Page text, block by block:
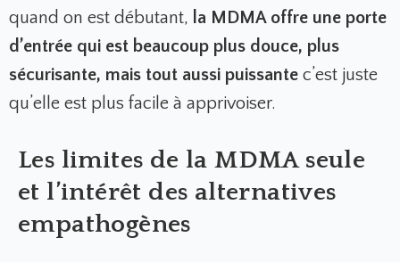
quand on est débutant, la MDMA offre une porte
d’entrée qui est beaucoup plus douce, plus
sécurisante, mais tout aussi puissante c’est juste
qu’elle est plus facile à apprivoiser.
Les limites de la MDMA seule
et l’intérêt des alternatives
empathogènes